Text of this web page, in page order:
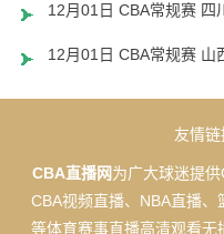
12月01日 CBA常规赛 四
12月01日 CBA常规赛 山
友情链
CBA直播网为广大球迷提供
CBA视频直播、NBA直播
等体育赛事直播高清观看无